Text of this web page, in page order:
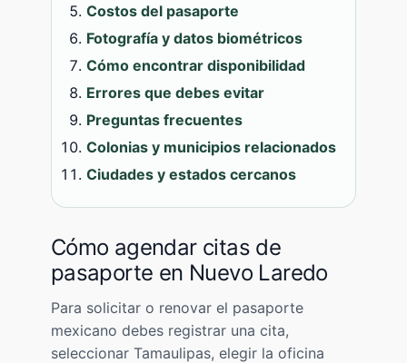
Costos del pasaporte
Fotografía y datos biométricos
Cómo encontrar disponibilidad
Errores que debes evitar
Preguntas frecuentes
Colonias y municipios relacionados
Ciudades y estados cercanos
Cómo agendar citas de
pasaporte en Nuevo Laredo
Para solicitar o renovar el pasaporte
mexicano debes registrar una cita,
seleccionar Tamaulipas, elegir la oficina